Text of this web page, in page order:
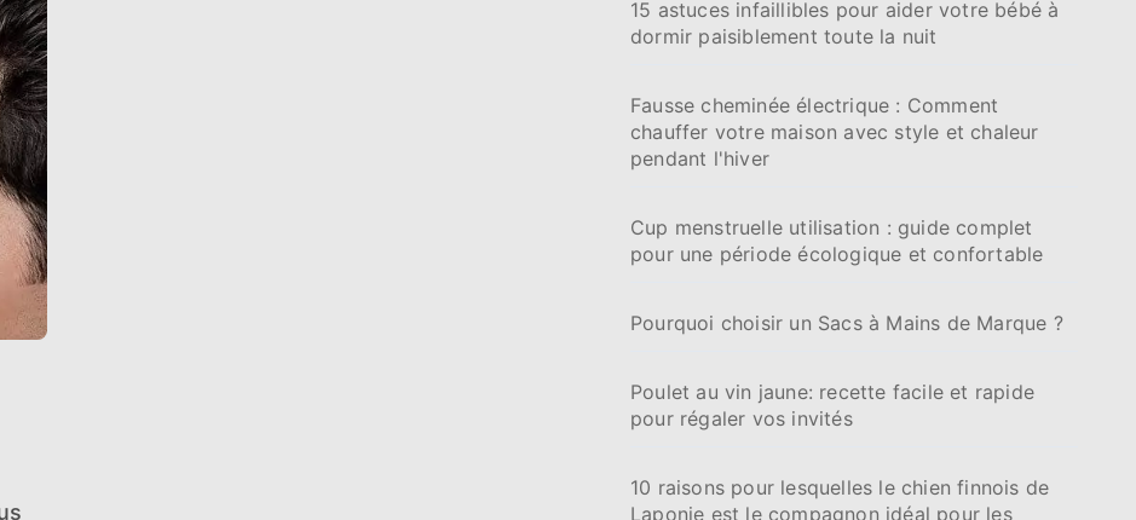
15 astuces infaillibles pour aider votre bébé à
dormir paisiblement toute la nuit
Fausse cheminée électrique : Comment
chauffer votre maison avec style et chaleur
pendant l'hiver
Cup menstruelle utilisation : guide complet
pour une période écologique et confortable
Pourquoi choisir un Sacs à Mains de Marque ?
Poulet au vin jaune: recette facile et rapide
pour régaler vos invités
10 raisons pour lesquelles le chien finnois de
Laponie est le compagnon idéal pour les